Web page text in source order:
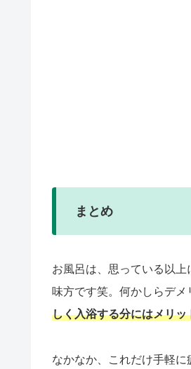
まとめ
お風呂は、思っている以
味方です笑。何かしらデメ
しく入浴する分にはメリッ
なかなか、これだけ手軽